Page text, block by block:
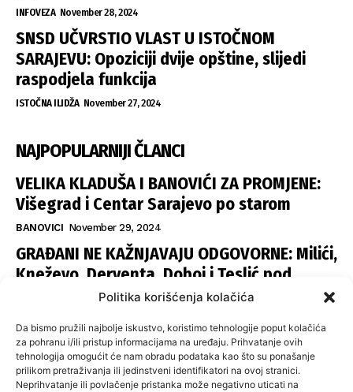
Politika korišćenja kolačića
Da bismo pružili najbolje iskustvo, koristimo tehnologije poput kolačića
za pohranu i/ili pristup informacijama na uređaju. Prihvatanje ovih
tehnologija omogućit će nam obradu podataka kao što su ponašanje
prilikom pretraživanja ili jedinstveni identifikatori na ovoj stranici.
Neprihvatanje ili povlačenje pristanka može negativno uticati na
INFOVEZA November 28, 2024
SNSD UČVRSTIO VLAST U ISTOČNOM
SARAJEVU: Opoziciji dvije opštine, slijedi
raspodjela funkcija
ISTOČNA ILIDŽA November 27, 2024
NAJPOPULARNIJI ČLANCI
VELIKA KLADUŠA I BANOVIĆI ZA PROMJENE:
Višegrad i Centar Sarajevo po starom
BANOVICI November 29, 2024
GRAĐANI NE KAŽNJAVAJU ODGOVORNE: Milići,
Kneževo, Derventa, Doboj i Teslić pod
šapom istih stranaka
SNSD UČVRSTIO VLAST U ISTOČNOM
SARAJEVU: Opoziciji dvije opštine, slijedi
raspodjela funkcija